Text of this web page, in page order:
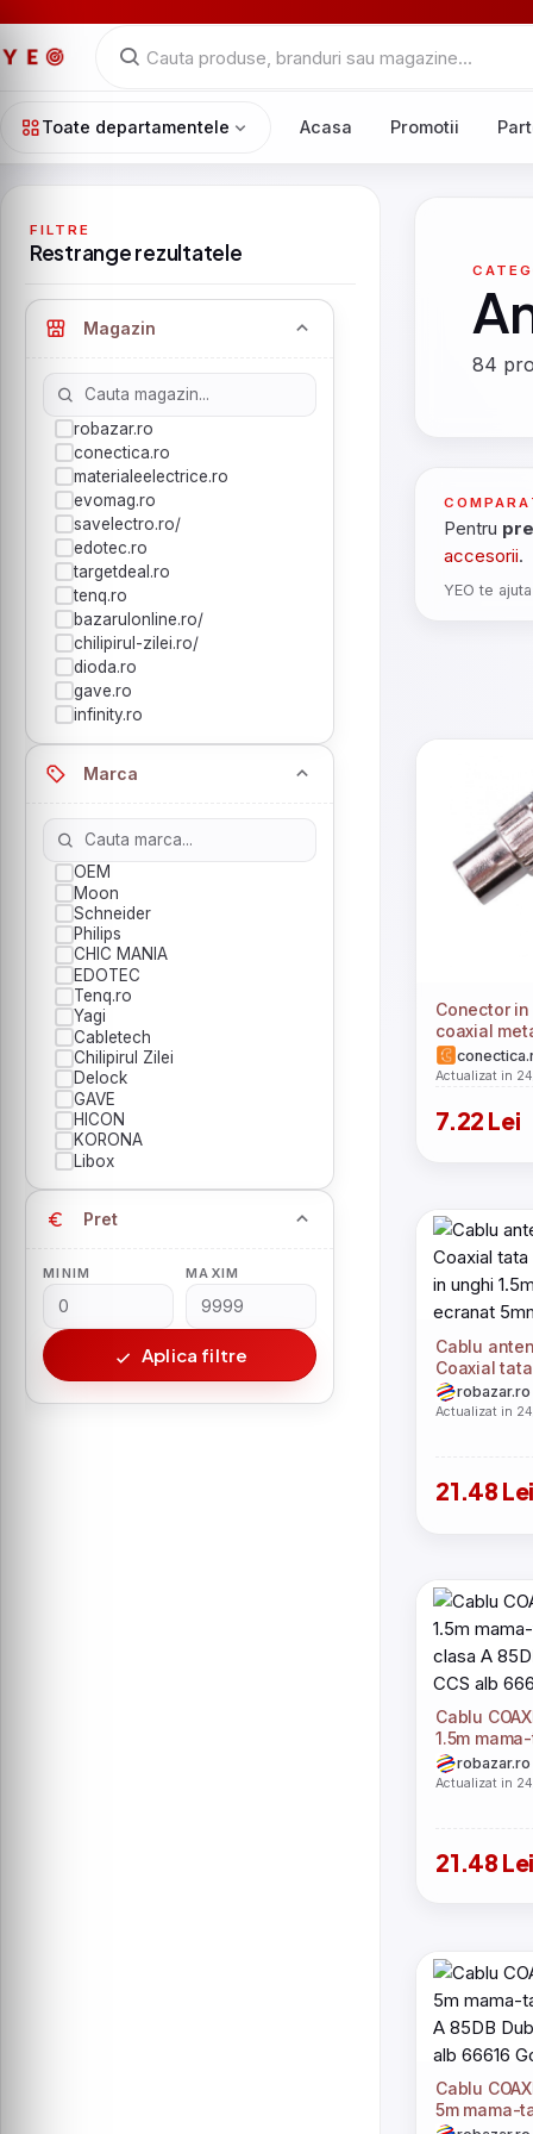
Toate departamentele Acasa Promotii
FILTRE
Restrange rezultatele
Magazin
robazar.ro
conectica.ro
materialeelectrice.ro
evomag.ro
savelectro.ro/
edotec.ro
targetdeal.ro
tenq.ro
bazarulonline.ro/
chilipirul-zilei.ro/
dioda.ro
gave.ro
infinity.ro
Marca
OEM
Moon
Schneider
Philips
CHIC MANIA
EDOTEC
Tenq.ro
Yagi
Cabletech
Chilipirul Zilei
Delock
GAVE
HICON
KORONA
Libox
Pret
MINIM MAXIM
Aplica filtre
84
Pentru
accesorii.
YEO te
Conector
coaxial
Actualizat in
7.22 Lei
Cablu
Coaxial
in unghi
ecranat
robazar.ro
Actualizat in
21.48 Lei
Cablu
1.5m
clasa A
CCS alb
robazar.ro
Actualizat in
21.48 Lei
Cablu
5m mama-